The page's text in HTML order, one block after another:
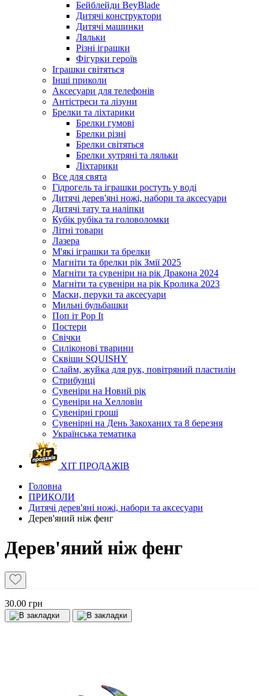
Бейблейди BeyBlade
Дитячі конструктори
Дитячі машинки
Ляльки
Різні іграшки
Фігурки героїв
Іграшки світяться
Інші приколи
Аксесуари для телефонів
Антістреси та лізуни
Брелки та ліхтарики
Брелки гумові
Брелки різні
Брелки світяться
Брелки хутряні та ляльки
Ліхтарики
Все для свята
Гідрогель та іграшки ростуть у воді
Дитячі дерев'яні ножі, набори та аксесуари
Дитячі тату та наліпки
Кубік рубіка та головоломки
Літні товари
Лазера
М'які іграшки та брелки
Магніти та брелки рік Змії 2025
Магніти та сувеніри на рік Дракона 2024
Магніти та сувеніри на рік Кролика 2023
Маски, перуки та аксесуари
Мильні бульбашки
Поп іт Pop It
Постери
Свічки
Силіконові тварини
Сквіши SQUISHY
Слайм, жуйка для рук, повітряний пластилін
Стрибунці
Сувеніри на Новий рік
Сувеніри на Хелловін
Сувенірні гроші
Сувенірні на День Закоханих та 8 березня
Українська тематика
ХІТ ПРОДАЖІВ
Головна
ПРИКОЛИ
Дитячі дерев'яні ножі, набори та аксесуари
Дерев'яний ніж фенг
Дерев'яний ніж фенг
30.00 грн